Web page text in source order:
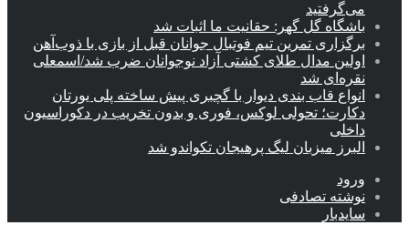
می‌گرفتید
باشگاه گل گهر: حقانیت ما اثبات شد
برگزاری تمرین تیم فوتبال جوانان قبل از بازی با ذوب‌آهن
اولین مدال طلای کشتی آزاد نوجوانان ضرب شد/اسمعلی
نقره‌ای شد
انواع قاب بندی دیوار با گچبری پیش ساخته پلی یورتان
دکارت؛ تحولی لوکس، فوری و بدون تخریب در دکوراسیون
داخلی
البرز میزبان لیگ پرهیجان تکواندو شد
ورود
نوشته تصادفی
سایدبار